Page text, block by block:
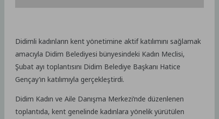
Didimli kadınların kent yönetimine aktif katılımını sağlamak
amacıyla Didim Belediyesi bünyesindeki Kadın Meclisi,
Şubat ayı toplantısını Didim Belediye Başkanı Hatice
Gençay’ın katılımıyla gerçekleştirdi.
Didim Kadın ve Aile Danışma Merkezi’nde düzenlenen
toplantıda, kent genelinde kadınlara yönelik yürütülen